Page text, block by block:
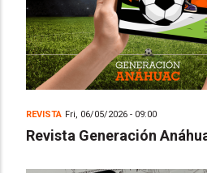
REVISTA Fri, 06/05/2026 - 09:00
Revista Generación